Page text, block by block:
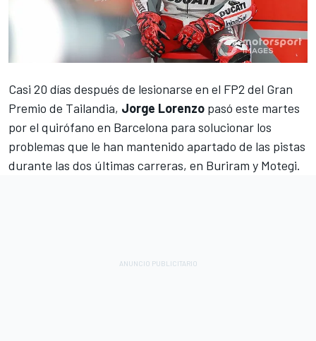
Casi 20 días después de lesionarse en el FP2 del Gran
Premio de Tailandia, Jorge Lorenzo pasó este martes
por el quirófano en Barcelona para solucionar los
problemas que le han mantenido apartado de las pistas
durante las dos últimas carreras, en Buriram y Motegi.